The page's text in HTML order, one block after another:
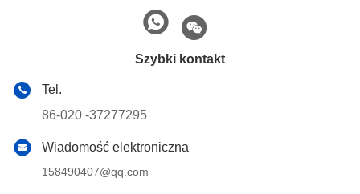
Szybki kontakt
Tel.
86-020 -37277295
Wiadomość elektroniczna
158490407@qq.com